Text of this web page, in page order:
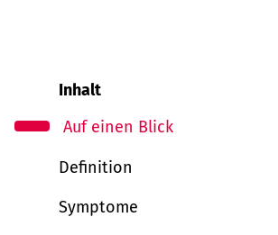
Inhalt
Auf einen Blick
Definition
Symptome